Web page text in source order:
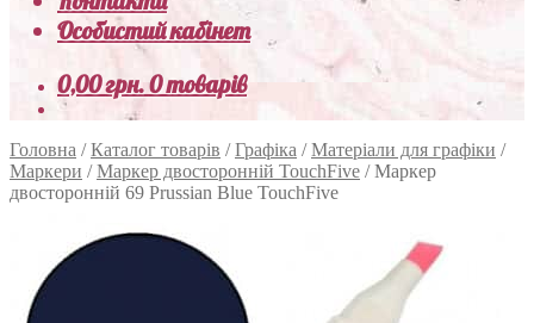
Особистий кабінет
0,00грн.0 товарів
Головна /Каталог товарів /Графіка /Матеріали для графіки /
Маркери /Маркер двосторонній TouchFive /Маркер
двосторонній 69 Prussian Blue TouchFive